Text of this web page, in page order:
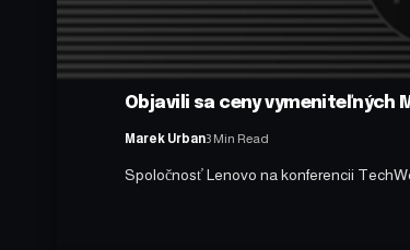
Objavili sa ceny vymeniteľných
Marek Urban3 Min Read
Spoločnosť Lenovo na konferencii